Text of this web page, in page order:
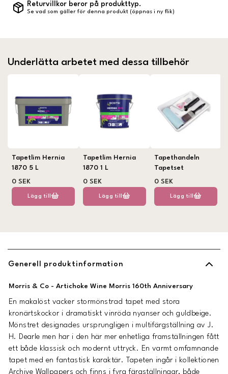
Returvillkor beror på produkttyp.
Se vad som gäller för denna produkt (öppnas i ny flik)
Underlätta arbetet med dessa tillbehör
Tapetlim Hernia
1870 5 L
0 SEK
Lägg till
Tapetlim Hernia
1870 1 L
0 SEK
Lägg till
Tapethandeln
Tapetset
0 SEK
Lägg till
Generell produktinformation
Morris & Co - Artichoke Wine Morris 160th Anniversary
En makalöst vacker stormönstrad tapet med stora
kronärtskockor i dramatiskt vinröda nyanser och guldbeige.
Mönstret designades ursprungligen i multifärgställning av J.
H. Dearle men har i den här mer enhetliga framställningen fått
ett både klassisk och modernt uttryck. En varmt omfamnande
tapet med en fantastisk karaktär. Tapeten ingår i kollektionen
Archive Wallpapers och finns i fyra färgställningar, både